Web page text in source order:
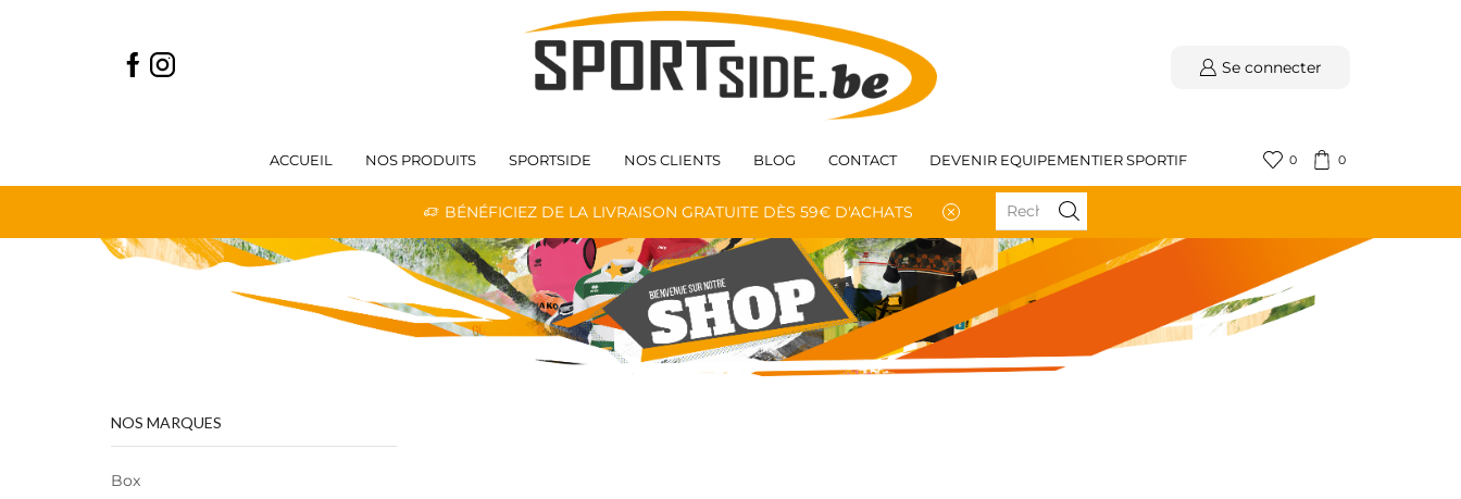
Se connecter
ACCUEIL NOS PRODUITS SPORTSIDE NOS CLIENTS BLOG CONTACT DEVENIR EQUIPEMENTIER SPORTIF 0 0
BÉNÉFICIEZ DE LA LIVRAISON GRATUITE DÈS 59€ D'ACHATS BÉNÉFICIEZ DE LA LIVRAISON GRATUITE DÈS 59€
NOS MARQUES
Box